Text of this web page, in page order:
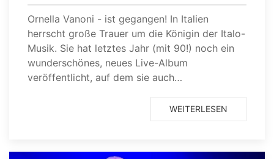
Ornella Vanoni - ist gegangen! In Italien
herrscht große Trauer um die Königin der Italo-
Musik. Sie hat letztes Jahr (mit 90!) noch ein
wunderschönes, neues Live-Album
veröffentlicht, auf dem sie auch…
WEITERLESEN